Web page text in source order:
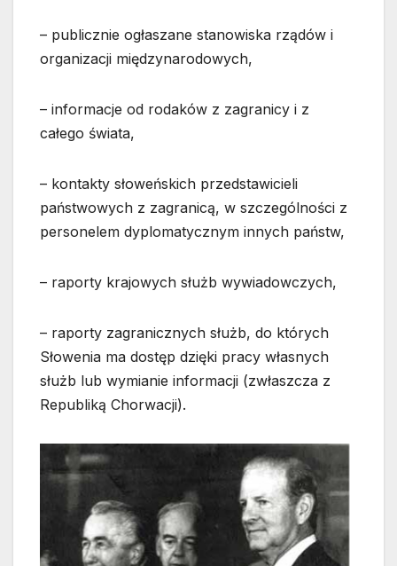
– publicznie ogłaszane stanowiska rządów i
organizacji międzynarodowych,
– informacje od rodaków z zagranicy i z
całego świata,
– kontakty słoweńskich przedstawicieli
państwowych z zagranicą, w szczególności z
personelem dyplomatycznym innych państw,
– raporty krajowych służb wywiadowczych,
– raporty zagranicznych służb, do których
Słowenia ma dostęp dzięki pracy własnych
służb lub wymianie informacji (zwłaszcza z
Republiką Chorwacji).